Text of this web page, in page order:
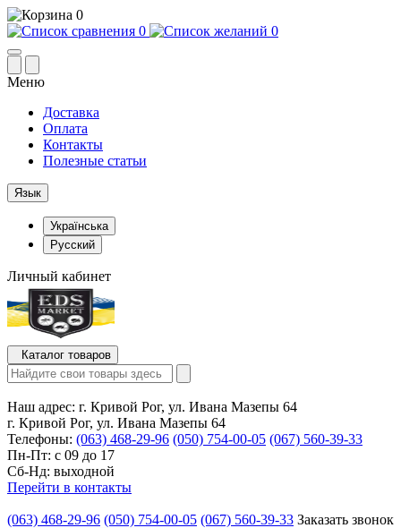
0
0
0
Меню
Доставка
Оплата
Контакты
Полезные статьи
Язык
Українська
Русский
Личный кабинет
Каталог товаров
Наш адрес: г. Кривой Рог, ул. Ивана Мазепы 64
г. Кривой Рог, ул. Ивана Мазепы 64
Телефоны: (063) 468-29-96 (050) 754-00-05 (067) 560-39-33
Пн-Пт: с 09 до 17
Сб-Нд: выходной
Перейти в контакты
(063) 468-29-96 (050) 754-00-05 (067) 560-39-33 Заказать звонок